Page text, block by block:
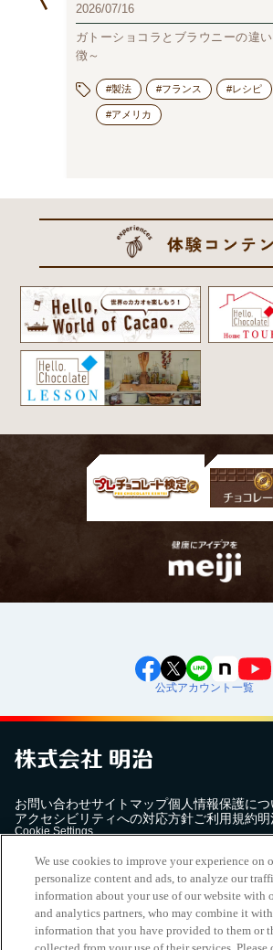
2026/07/16
ガトーショコラとブラウニーの違
徴～
#製法 #フランス #レシピ
#アメリカ
公式アカウント一覧
お問い合わせサイトマップ個人情報保護につ
アクセシビリティへの対応方針ご利用規約
Cookie Settings
明治ホールディングス株式会社 （ EN
Meiji Seika ファルマ株式会社
We use cookies to improve your experience on
personalize content and ads, to analyze our
information about your use of our website with
and analytics partners, who may combine it
information that you have provided to them or